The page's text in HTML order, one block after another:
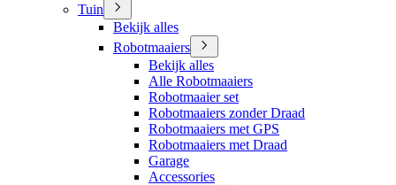
Tuin
Bekijk alles
Robotmaaiers
Bekijk alles
Alle Robotmaaiers
Robotmaaier set
Robotmaaiers zonder Draad
Robotmaaiers met GPS
Robotmaaiers met Draad
Garage
Accessories